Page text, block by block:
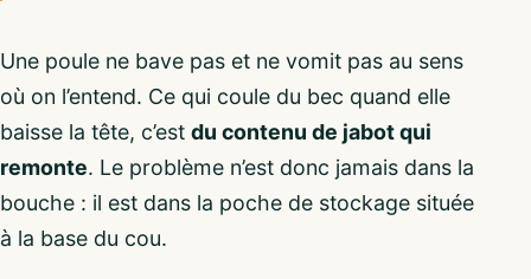
Une poule ne bave pas et ne vomit pas au sens
où on l’entend. Ce qui coule du bec quand elle
baisse la tête, c’est du contenu de jabot qui
remonte. Le problème n’est donc jamais dans la
bouche : il est dans la poche de stockage située
à la base du cou.